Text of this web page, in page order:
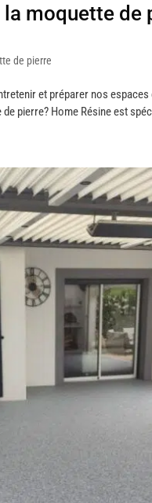
moquette de
de pierre
et préparer nos
pierre? Home Résine est